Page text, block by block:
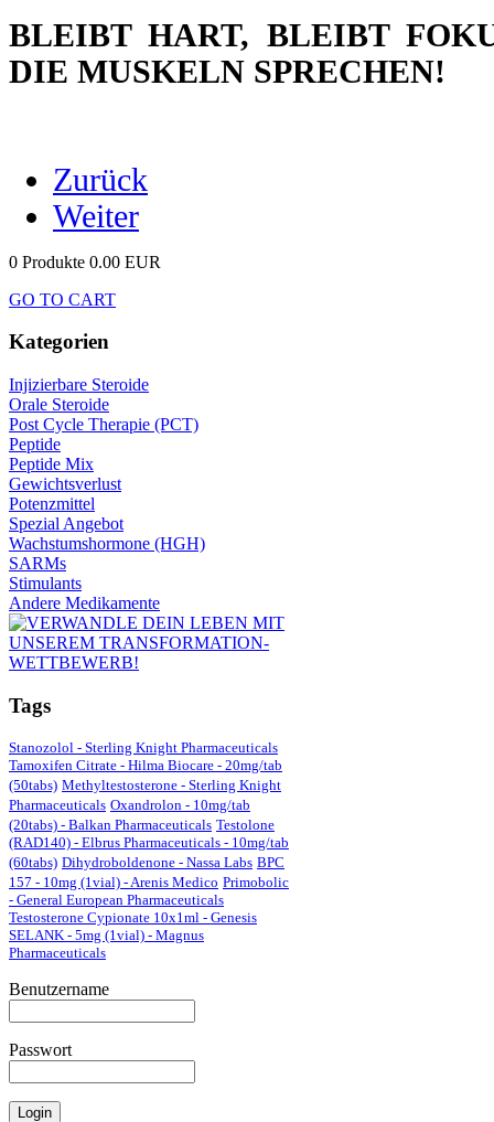
BLEIBT HART, BLEIBT
DIE MUSKELN SPRECHEN!
Zurück
Weiter
0 Produkte 0.00 EUR
GO TO CART
Kategorien
Injizierbare Steroide
Orale Steroide
Post Cycle Therapie (PCT)
Peptide
Peptide Mix
Gewichtsverlust
Potenzmittel
Spezial Angebot
Wachstumshormone (HGH)
SARMs
Stimulants
Andere Medikamente
Tags
Stanozolol - Sterling Knight Pharmaceuticals
Tamoxifen Citrate - Hilma Biocare - 20mg/tab
(50tabs) Methyltestosterone - Sterling Knight
Pharmaceuticals Oxandrolon - 10mg/tab
(20tabs) - Balkan Pharmaceuticals Testolone
(RAD140) - Elbrus Pharmaceuticals - 10mg/tab
(60tabs) Dihydroboldenone - Nassa Labs BPC
157 - 10mg (1vial) - Arenis Medico Primobolic
- General European Pharmaceuticals
Testosterone Cypionate 10x1ml - Genesis
SELANK - 5mg (1vial) - Magnus
Pharmaceuticals
Benutzername
Passwort